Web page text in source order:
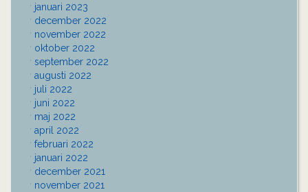
januari 2023
december 2022
november 2022
oktober 2022
september 2022
augusti 2022
juli 2022
juni 2022
maj 2022
april 2022
februari 2022
januari 2022
december 2021
november 2021